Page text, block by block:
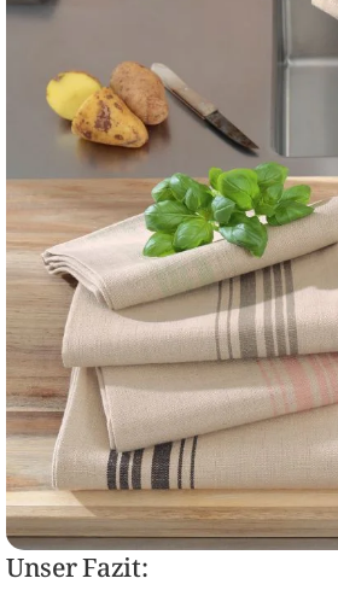
Unser Fazit: